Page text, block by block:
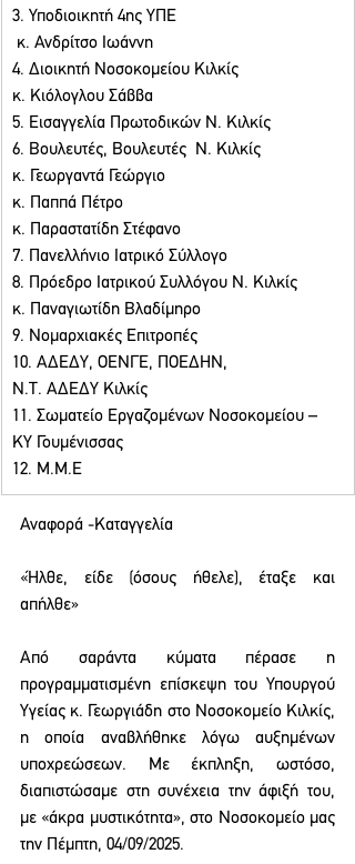
3. Υποδιοικητή 4ης ΥΠΕ
κ. Ανδρίτσο Ιωάννη
4. Διοικητή Νοσοκομείου Κιλκίς
κ. Κιόλογλου Σάββα
5. Εισαγγελία Πρωτοδικών Ν. Κιλκίς
6. Βουλευτές, Βουλευτές  Ν. Κιλκίς
κ. Γεωργαντά Γεώργιο
κ. Παππά Πέτρο
κ. Παραστατίδη Στέφανο
7. Πανελλήνιο Ιατρικό Σύλλογο
8. Πρόεδρο Ιατρικού Συλλόγου Ν. Κιλκίς
κ. Παναγιωτίδη Βλαδίμηρο
9. Νομαρχιακές Επιτροπές
10. ΑΔΕΔΥ, ΟΕΝΓΕ, ΠΟΕΔΗΝ,
Ν.Τ. ΑΔΕΔΥ Κιλκίς
11. Σωματείο Εργαζομένων Νοσοκομείου –
ΚΥ Γουμένισσας
12. Μ.Μ.Ε
Αναφορά -Καταγγελία
«Ήλθε, είδε (όσους ήθελε), έταξε και
απήλθε»
Από σαράντα κύματα πέρασε η
προγραμματισμένη επίσκεψη του Υπουργού
Υγείας κ. Γεωργιάδη στο Νοσοκομείο Κιλκίς,
η οποία αναβλήθηκε λόγω αυξημένων
υποχρεώσεων. Με έκπληξη, ωστόσο,
διαπιστώσαμε στη συνέχεια την άφιξή του,
με «άκρα μυστικότητα», στο Νοσοκομείο μας
την Πέμπτη, 04/09/2025.